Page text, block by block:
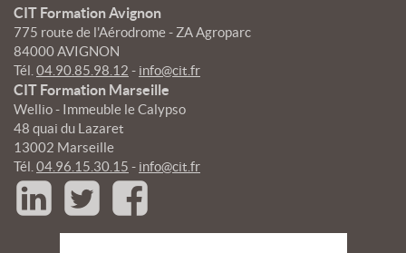
CIT Formation Avignon
775 route de l'Aérodrome - ZA Agroparc
84000 AVIGNON
Tél. 04.90.85.98.12 - info@cit.fr
CIT Formation Marseille
Wellio - Immeuble le Calypso
48 quai du Lazaret
13002 Marseille
Tél. 04.96.15.30.15 - info@cit.fr